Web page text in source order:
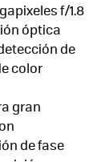
f/1.8
óptica
de
color
gran
de fase